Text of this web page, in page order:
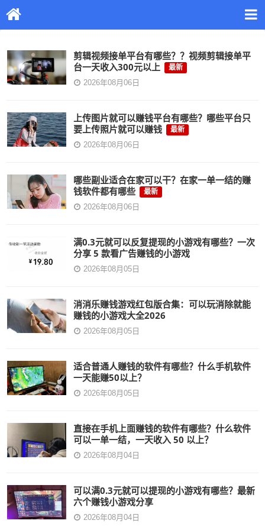
剪辑视频接单平台有哪些？？视频剪辑接单平
台一天收入300元以上
最新
2026年08月06日
上传图片就可以赚钱平台有哪些？哪些平台只
要上传照片就可以赚钱
最新
2026年08月06日
哪些副业适合在家可以干？在家一单一结的赚
钱软件都有哪些
最新
2026年08月06日
满0.3元就可以反复提现的小游戏有哪些？一次
分享 5 款看广告赚钱的小游戏
2026年08月05日
消消乐赚钱游戏红包版合集：可以玩消除就能
赚钱的小游戏大全2026
2026年08月05日
适合普通人赚钱的软件有哪些？什么手机软件
一天能赚50以上？
2026年08月05日
直接在手机上面赚钱的软件有哪些？什么软件
可以一单一结，一天收入 50 以上？
2026年08月04日
可以满0.3元就可以提现的小游戏有哪些？最新
六个赚钱小游戏分享
2026年08月04日